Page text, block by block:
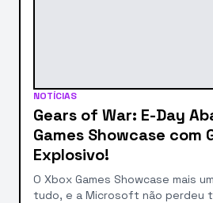
NOTÍCIAS
Gears of War: E-Day
Games Showcase com
Explosivo!
O Xbox Games Showcase mais
tudo, e a Microsoft não perdeu